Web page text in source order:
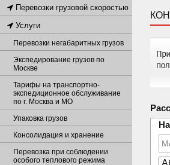
Перевозки грузовой скоростью
Услуги
Перевозки негабаритных грузов
Экспедирование грузов по
Москве
Тарифы на транспортно-
экспедиционное обслуживание
по г. Москва и МО
Упаковка грузов
Консолидация и хранение
Перевозка при соблюдении
особого теплового режима